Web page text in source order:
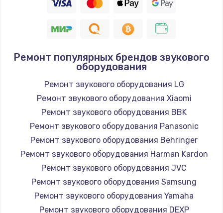
Ремонт популярных брендов звукового
оборудования
Ремонт звукового оборудования LG
Ремонт звукового оборудования Xiaomi
Ремонт звукового оборудования BBK
Ремонт звукового оборудования Panasonic
Ремонт звукового оборудования Behringer
Ремонт звукового оборудования Harman Kardon
Ремонт звукового оборудования JVC
Ремонт звукового оборудования Samsung
Ремонт звукового оборудования Yamaha
Ремонт звукового оборудования DEXP